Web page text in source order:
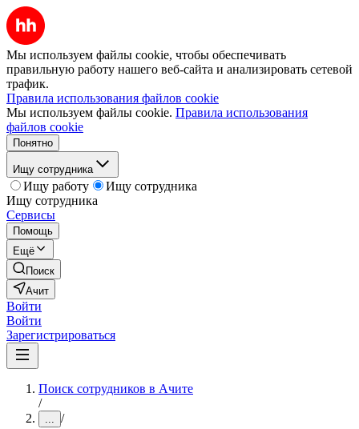
Мы используем файлы cookie, чтобы обеспечивать
правильную работу нашего веб-сайта и анализировать сетевой
трафик.
Правила использования файлов cookie
Мы используем файлы cookie. Правила использования
файлов cookie
Понятно
Ищу сотрудника
Ищу работу
Ищу сотрудника
Ищу сотрудника
Сервисы
Помощь
Ещё
Поиск
Ачит
Войти
Войти
Зарегистрироваться
Поиск сотрудников в Ачите
/
... /